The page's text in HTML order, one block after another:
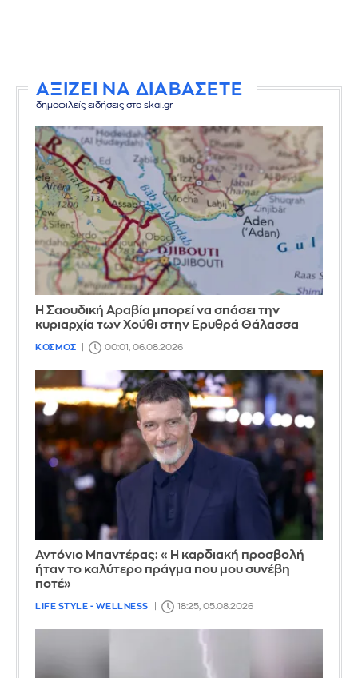
ΑΞΙΖΕΙ ΝΑ ΔΙΑΒΑΣΕΤΕ
δημοφιλείς ειδήσεις στο skai.gr
Η Σαουδική Αραβία μπορεί να σπάσει την
κυριαρχία των Χούθι στην Ερυθρά Θάλασσα
ΚΟΣΜΟΣ 00:01, 06.08.2026
Αντόνιο Μπαντέρας: «Η καρδιακή προσβολή
ήταν το καλύτερο πράγμα που μου συνέβη
ποτέ»
LIFE STYLE - WELLNESS 18:25, 05.08.2026